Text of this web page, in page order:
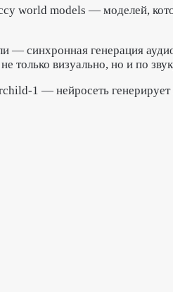
world models — моделей,
— синхронная генерация
только визуально, но и по